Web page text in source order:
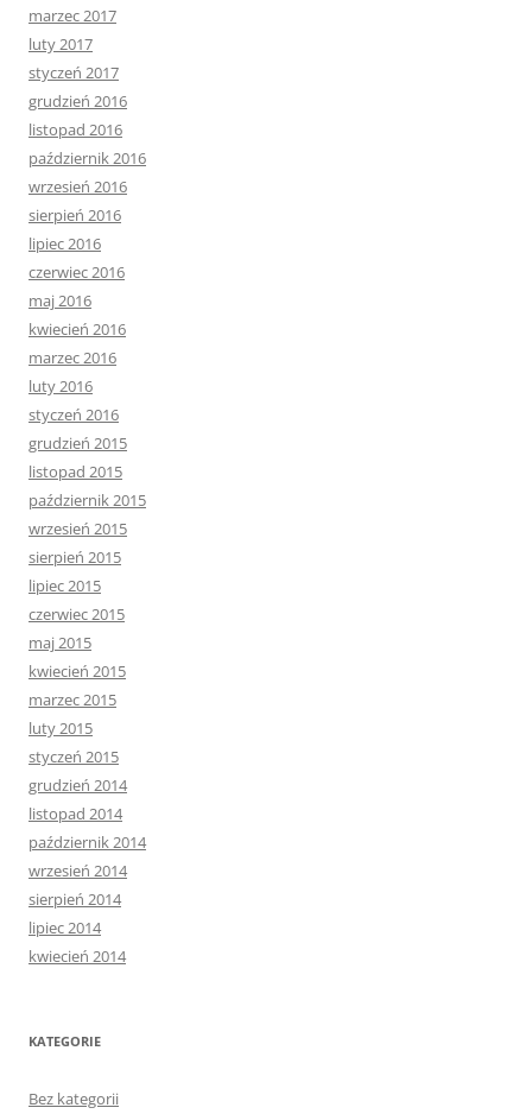
marzec 2017
luty 2017
styczeń 2017
grudzień 2016
listopad 2016
październik 2016
wrzesień 2016
sierpień 2016
lipiec 2016
czerwiec 2016
maj 2016
kwiecień 2016
marzec 2016
luty 2016
styczeń 2016
grudzień 2015
listopad 2015
październik 2015
wrzesień 2015
sierpień 2015
lipiec 2015
czerwiec 2015
maj 2015
kwiecień 2015
marzec 2015
luty 2015
styczeń 2015
grudzień 2014
listopad 2014
październik 2014
wrzesień 2014
sierpień 2014
lipiec 2014
kwiecień 2014
KATEGORIE
Bez kategorii